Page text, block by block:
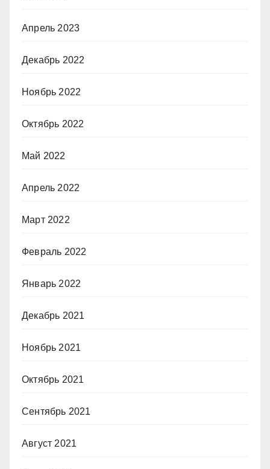
Апрель 2023
Декабрь 2022
Ноябрь 2022
Октябрь 2022
Май 2022
Апрель 2022
Март 2022
Февраль 2022
Январь 2022
Декабрь 2021
Ноябрь 2021
Октябрь 2021
Сентябрь 2021
Август 2021